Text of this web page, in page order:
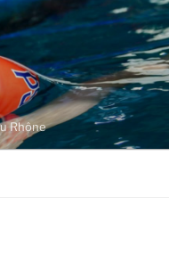
Rhône